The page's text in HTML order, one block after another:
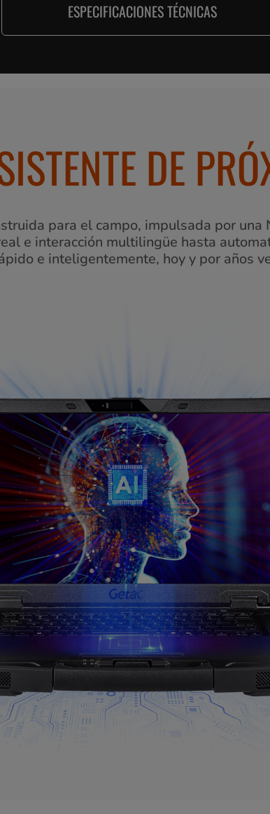
ESPECIFICACIONES TÉCNICAS
DE
para el campo, impulsada por
e interacción multilingüe hasta
e inteligentemente, hoy y por años